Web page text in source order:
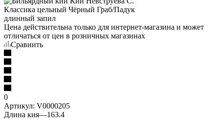
Цена действительна только для интернет-магазина и может
отличаться от цен в розничных магазинах
Сравнить
0
Артикул: V0000205
Длина кия—163.4